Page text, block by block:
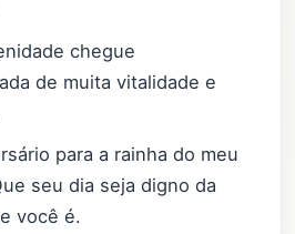
chegue
de muita vitalidade e
para a rainha do meu
seu dia seja digno da
você é.